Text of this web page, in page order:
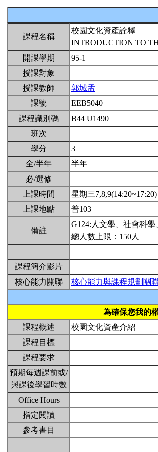
課程名稱
校園文化資產詮釋
INTRODUCTION TO
開課學期
95-1
授課對象
授課教師
郭城孟
課號
EEB5040
課程識別碼
B44 U1490
班次
學分
3
全/半年
半年
必/選修
上課時間
星期三7,8,9(14:20~17:20)
上課地點
普103
備註
G124:人文學、社會科學
總人數上限：150人
課程簡介影片
核心能力關聯
核心能力與課程規劃關
為確保您我的
課程概述
校園文化資產介紹
課程目標
課程要求
預期每週課前或/
與課後學習時數
Office Hours
指定閱讀
參考書目